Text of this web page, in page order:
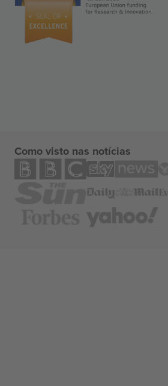
Como visto nas notícias